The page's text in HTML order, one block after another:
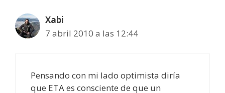
Xabi
7 abril 2010 a las 12:44
Pensando con mi lado optimista diría
que ETA es consciente de que un